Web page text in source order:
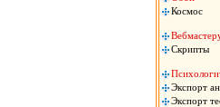
Космос
Скрипты
Экспорт
Экспорт